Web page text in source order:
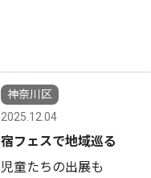
神奈川区
2025.12.04
宿フェスで地域巡る
児童たちの出展も